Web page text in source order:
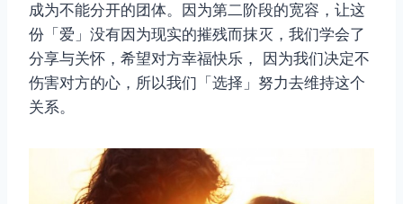
成为不能分开的团体。因为第二阶段的宽容，让这
份「爱」没有因为现实的摧残而抹灭，我们学会了
分享与关怀，希望对方幸福快乐， 因为我们决定不
伤害对方的心，所以我们「选择」努力去维持这个
关系。